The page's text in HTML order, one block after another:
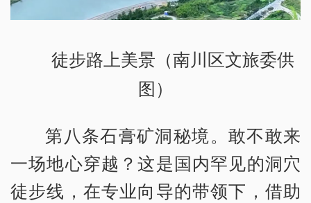
徒步路上美景（南川区文旅委供
图）
第八条石膏矿洞秘境。敢不敢来
一场地心穿越？这是国内罕见的洞穴
徒步线，在专业向导的带领下，借助